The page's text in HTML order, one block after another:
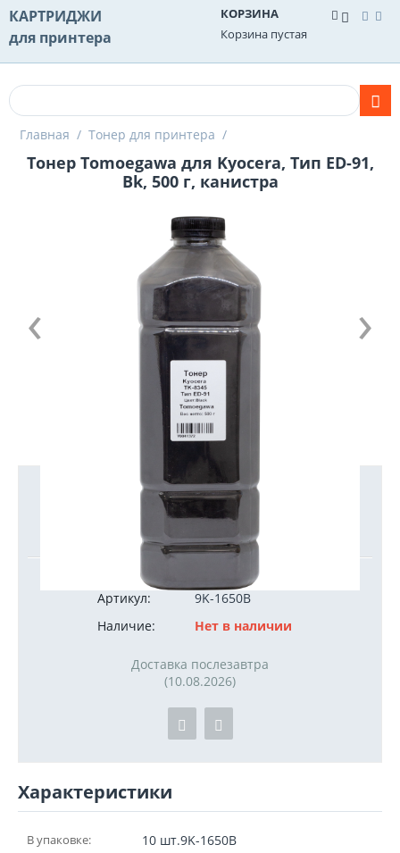
КАРТРИДЖИ
для принтера
КОРЗИНА
Корзина пустая
Главная / Тонер для принтера /
Тонер Tomoegawa для Kyocera, Тип ED-91,
Bk, 500 г, канистра
3 750руб.
Артикул:
9K-1650B
Наличие:
Нет в наличии
Доставка послезавтра
(10.08.2026)
Характеристики
В упаковке: 10 шт.9K-1650B